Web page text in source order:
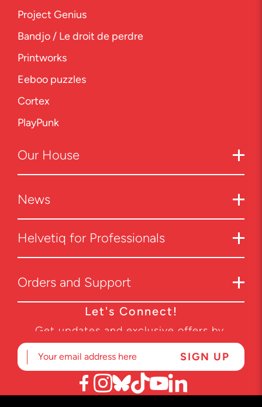
Project Genius
Bandjo / Le droit de perdre
Printworks
Eeboo puzzles
Cortex
PlayPunk
Our House
News
Helvetiq for Professionals
Orders and Support
Let's Connect!
Get updates and exclusive offers by
subscribing to our newsletter.